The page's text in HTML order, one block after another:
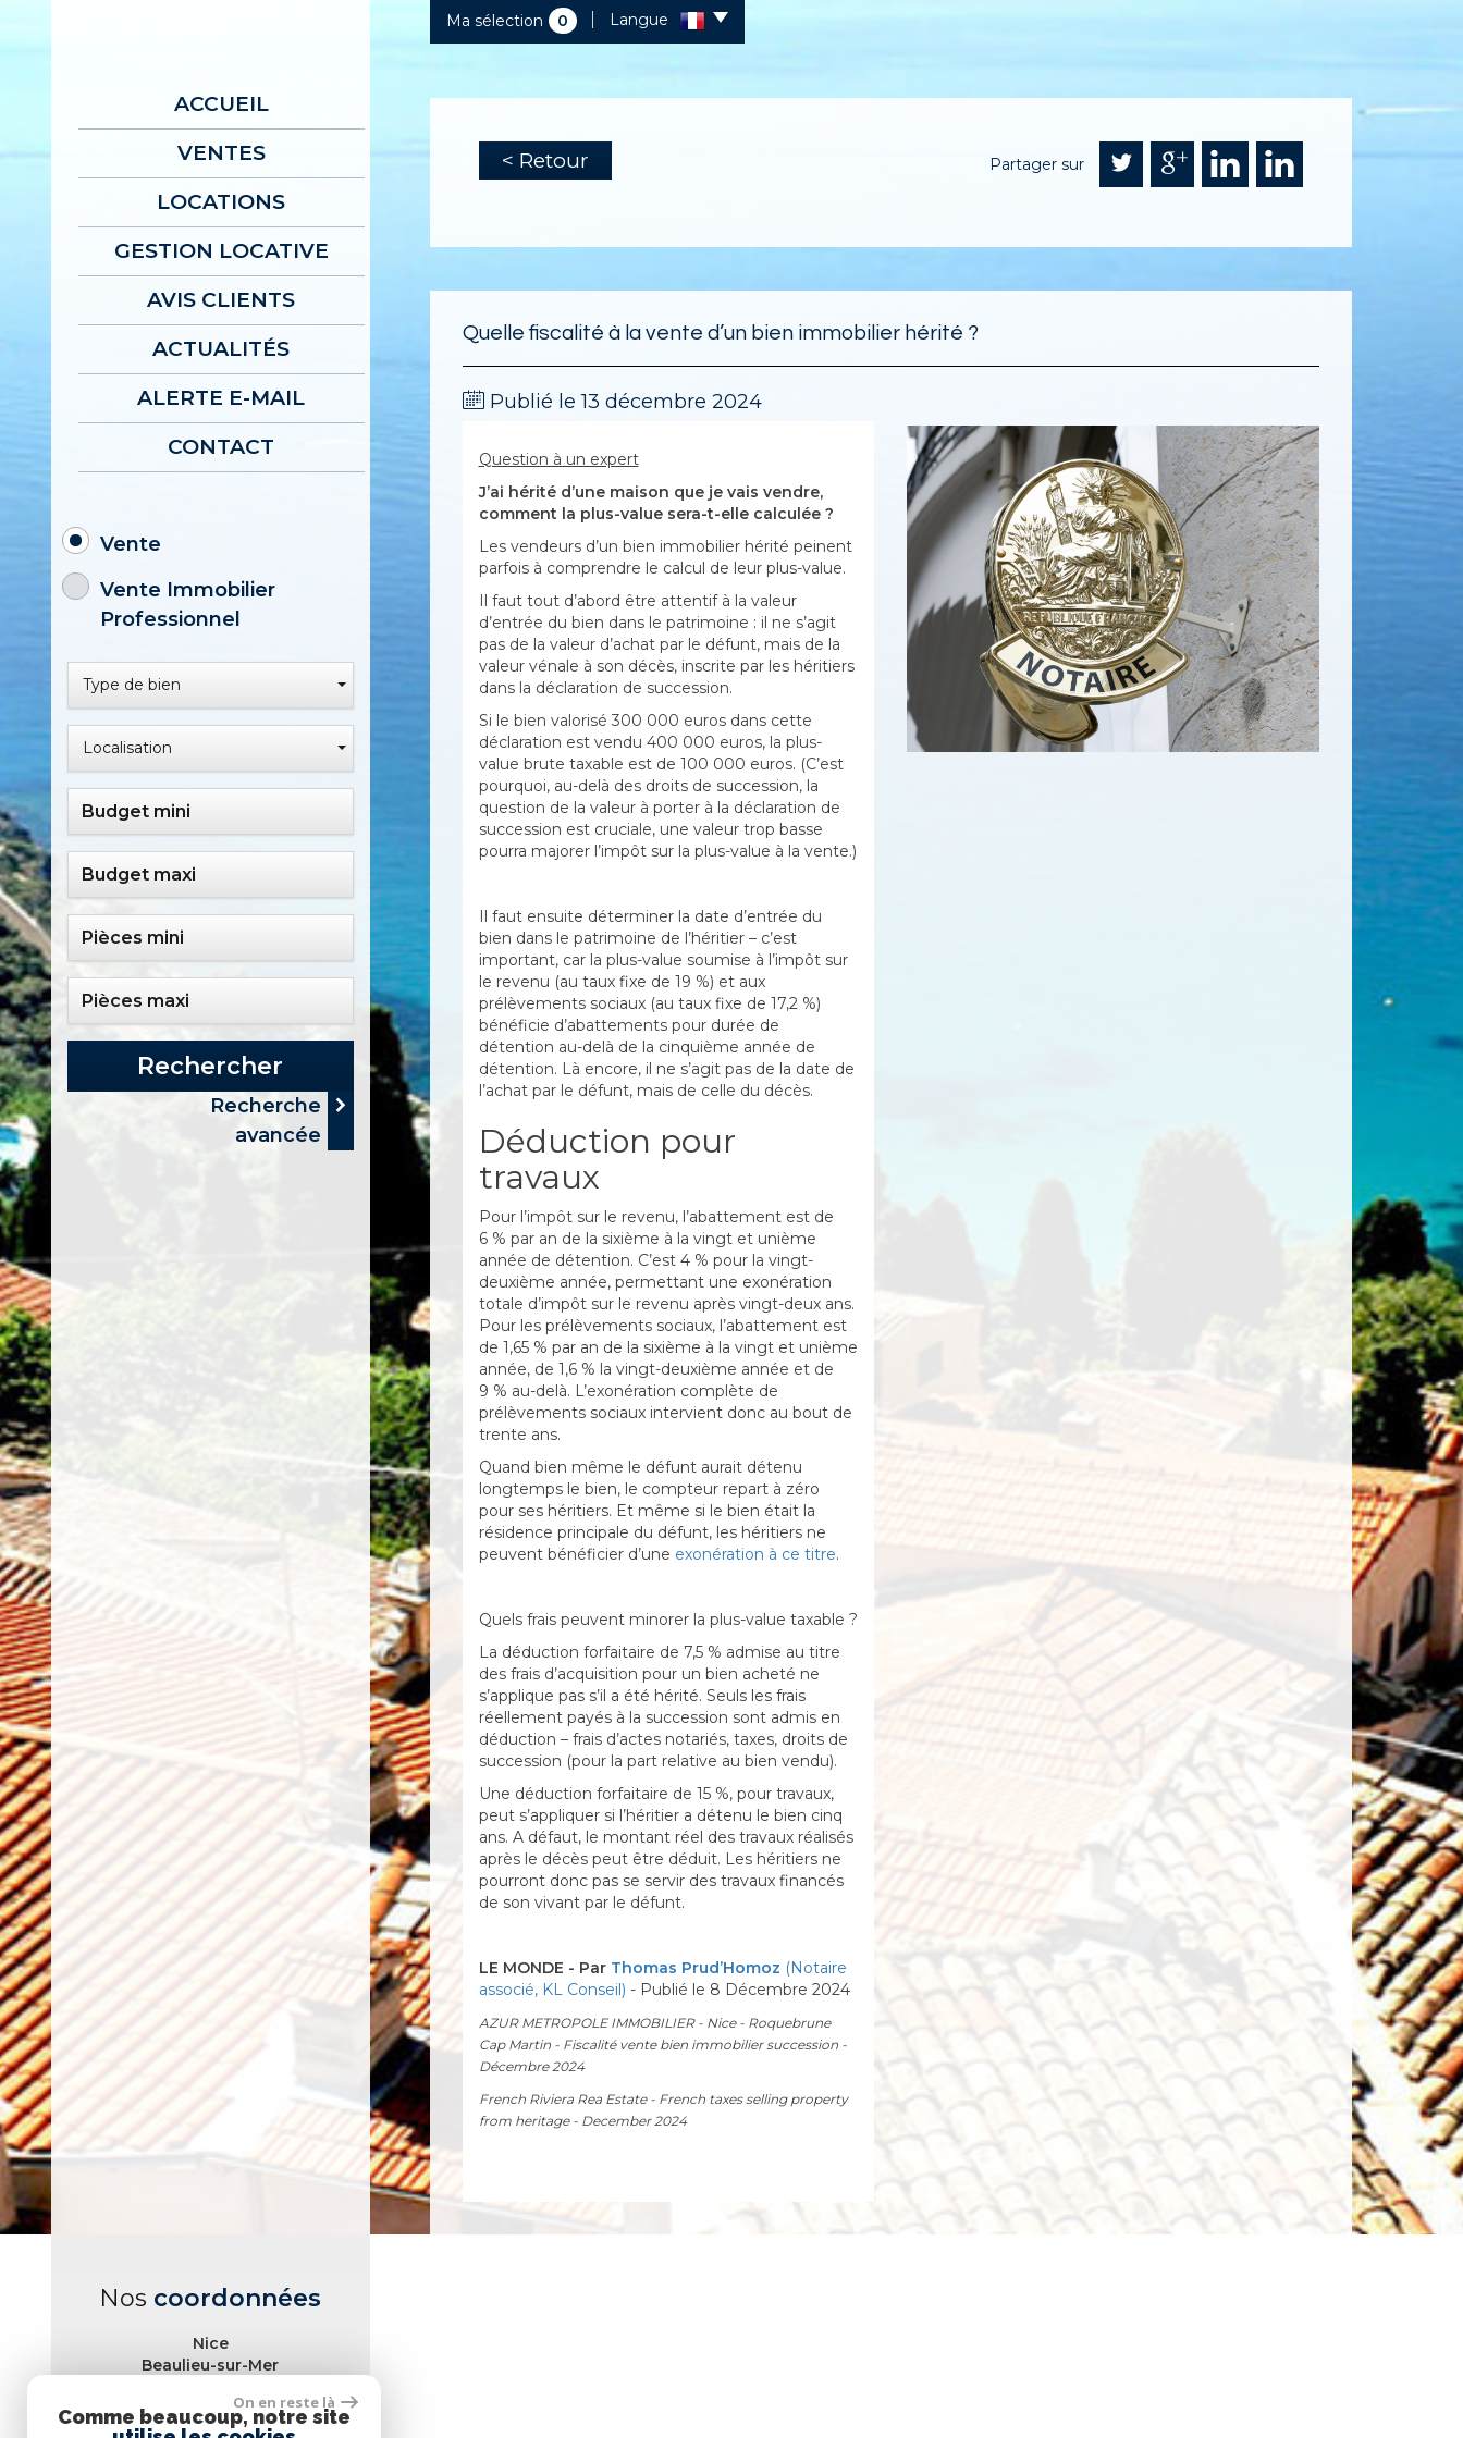
ACCUEIL
VENTES
LOCATIONS
GESTION LOCATIVE
AVIS CLIENTS
ACTUALITÉS
ALERTE E-MAIL
CONTACT
Vente
Vente Immobilier
Professionnel
Type de bien
Localisation
Rechercher
Recherche
avancée
Ma sélection 0 Langue
< Retour Partager sur
Quelle fiscalité à la vente d’un bien immobilier hérité ?
Publié le 13 décembre 2024
Question à un expert
J’ai hérité d’une maison que je vais vendre,
comment la plus-value sera-t-elle calculée ?
Les vendeurs d’un bien immobilier hérité peinent
parfois à comprendre le calcul de leur plus-value.
Il faut tout d’abord être attentif à la valeur
d’entrée du bien dans le patrimoine : il ne s’agit
pas de la valeur d’achat par le défunt, mais de la
valeur vénale à son décès, inscrite par les héritiers
dans la déclaration de succession.
Si le bien valorisé 300 000 euros dans cette
déclaration est vendu 400 000 euros, la plus-
value brute taxable est de 100 000 euros. (C’est
pourquoi, au-delà des droits de succession, la
question de la valeur à porter à la déclaration de
succession est cruciale, une valeur trop basse
pourra majorer l’impôt sur la plus-value à la vente.)
Il faut ensuite déterminer la date d’entrée du
bien dans le patrimoine de l’héritier – c’est
important, car la plus-value soumise à l’impôt sur
le revenu (au taux fixe de 19 %) et aux
prélèvements sociaux (au taux fixe de 17,2 %)
bénéficie d’abattements pour durée de
détention au-delà de la cinquième année de
détention. Là encore, il ne s’agit pas de la date de
l’achat par le défunt, mais de celle du décès.
Déduction pour
travaux
Pour l’impôt sur le revenu, l’abattement est de
6 % par an de la sixième à la vingt et unième
année de détention. C’est 4 % pour la vingt-
deuxième année, permettant une exonération
totale d’impôt sur le revenu après vingt-deux ans.
Pour les prélèvements sociaux, l’abattement est
de 1,65 % par an de la sixième à la vingt et unième
année, de 1,6 % la vingt-deuxième année et de
9 % au-delà. L’exonération complète de
prélèvements sociaux intervient donc au bout de
trente ans.
Quand bien même le défunt aurait détenu
longtemps le bien, le compteur repart à zéro
pour ses héritiers. Et même si le bien était la
résidence principale du défunt, les héritiers ne
peuvent bénéficier d’une exonération à ce titre.
Quels frais peuvent minorer la plus-value taxable ?
La déduction forfaitaire de 7,5 % admise au titre
des frais d’acquisition pour un bien acheté ne
s’applique pas s’il a été hérité. Seuls les frais
réellement payés à la succession sont admis en
déduction – frais d’actes notariés, taxes, droits de
succession (pour la part relative au bien vendu).
Une déduction forfaitaire de 15 %, pour travaux,
peut s’appliquer si l’héritier a détenu le bien cinq
ans. A défaut, le montant réel des travaux réalisés
après le décès peut être déduit. Les héritiers ne
pourront donc pas se servir des travaux financés
de son vivant par le défunt.
LE MONDE - Par Thomas Prud’Homoz (Notaire
associé, KL Conseil) - Publié le 8 Décembre 2024
AZUR METROPOLE IMMOBILIER - Nice - Roquebrune
Cap Martin - Fiscalité vente bien immobilier succession -
Décembre 2024
French Riviera Rea Estate - French taxes selling property
from heritage - December 2024
Nos coordonnées
Nice
Beaulieu-sur-Mer
On en reste là
Comme beaucoup, notre site